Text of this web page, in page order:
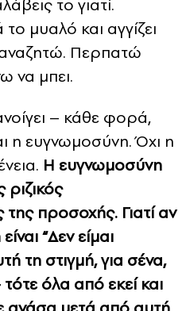
το γιατί.
μυαλό και αγγίζει
αναζητώ. Περπατώ
να μπει.
– κάθε φορά,
η ευγνωμοσύνη. Όχι η
Η ευγνωμοσύνη
προσοχής. Γιατί αν
“Δεν είμαι
τη στιγμή, για σένα,
όλα από εκεί και